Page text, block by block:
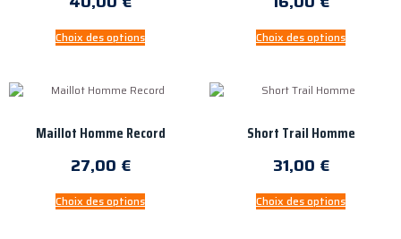
Choix des options Choix des options
Maillot Homme Record
27,00 €
Choix des options
Short Trail Homme
31,00 €
Choix des options